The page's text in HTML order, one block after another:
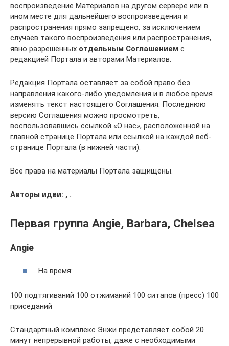
воспроизведение Материалов на другом сервере или в
ином месте для дальнейшего воспроизведения и
распространения прямо запрещено, за исключением
случаев такого воспроизведения или распространения,
явно разрешённых отдельным Соглашением с
редакцией Портала и авторами Материалов.
Редакция Портала оставляет за собой право без
направления какого-либо уведомления и в любое время
изменять текст настоящего Соглашения. Последнюю
версию Соглашения можно просмотреть,
воспользовавшись ссылкой «О нас», расположенной на
главной странице Портала или ссылкой на каждой веб-
странице Портала (в нижней части).
Все права на материалы Портала защищены.
Авторы идеи: , .
Первая группа Angie, Barbara, Chelsea
Angie
На время:
100 подтягиваний 100 отжиманий 100 ситапов (пресс) 100
приседаний
Стандартный комплекс Энжи представляет собой 20
минут непрерывной работы, даже с необходимыми